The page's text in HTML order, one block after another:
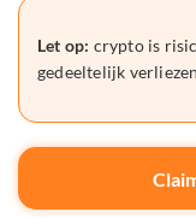
Let op: crypto is
gedeeltelijk verliezen